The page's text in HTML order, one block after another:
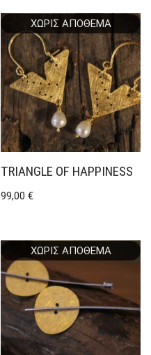
ΧΩΡΊΣ ΑΠΌΘΕΜΑ
TRIANGLE OF HAPPINESS
99,00€
ΧΩΡΊΣ ΑΠΌΘΕΜΑ